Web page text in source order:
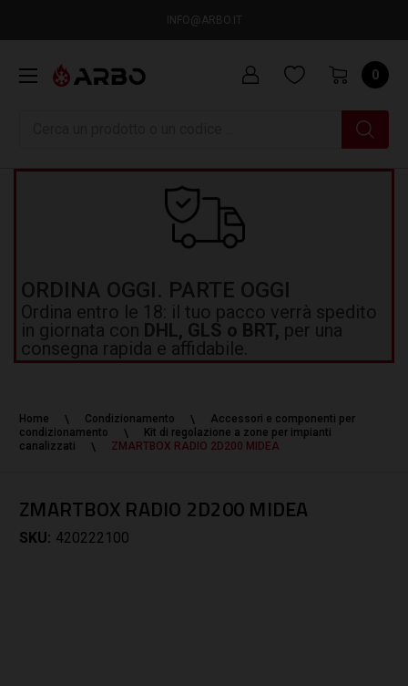
INFO@ARBO.IT
0
ORDINA OGGI. PARTE OGGI
Ordina entro le 18: il tuo pacco verrà spedito
in giornata con DHL, GLS o BRT, per una
consegna rapida e affidabile.
Home Condizionamento
Accessori e componenti per
condizionamento
Kit di regolazione a zone per impianti
canalizzati
ZMARTBOX RADIO 2D200 MIDEA
ZMARTBOX RADIO 2D200 MIDEA
SKU: 420222100